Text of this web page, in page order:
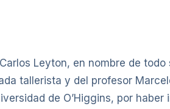
Leyton, en nombre de
tallerista y del profesor
de O’Higgins, por